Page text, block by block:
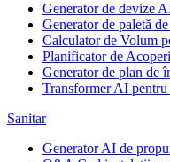
Generator de devize
Generator de paletă
Calculator de Volum
Planificator de
Generator de plan de
Transformer AI pentru
Sanitar
Generator AI de